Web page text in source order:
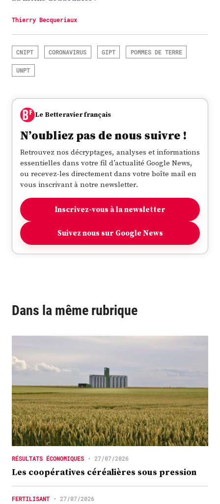
Thierry Becqueriaux
CNIPT CORONAVIRUS GIPT POMMES DE TERRE
UNPT
Le Betteravier français
N’oubliez pas de nous suivre !
Retrouvez nos décryptages, analyses et informations
essentielles dans votre fil d’actualité Google News,
ou recevez-les directement dans votre boîte mail en
vous inscrivant à notre newsletter.
Inscrivez-vous à la newsletter
Suivez nous sur Google News
Dans la même rubrique
RÉSULTATS ÉCONOMIQUES • 27/07/2026
Les coopératives céréalières sous pression
FERTILISANT • 27/07/2026